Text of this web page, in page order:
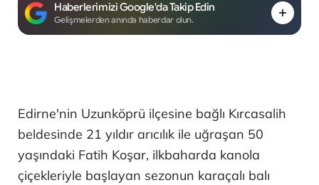
Haberlerimizi Google'da Takip Edin
Gelişmelerden anında haberdar olun.
Edirne'nin Uzunköprü ilçesine bağlı Kırcasalih
beldesinde 21 yıldır arıcılık ile uğraşan 50
yaşındaki Fatih Koşar, ilkbaharda kanola
çiçekleriyle başlayan sezonun karaçalı balı